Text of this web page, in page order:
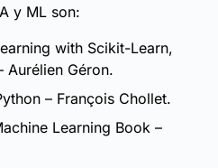
y ML son:
with Scikit-Learn,
Aurélien Géron.
– François Chollet.
Learning Book –